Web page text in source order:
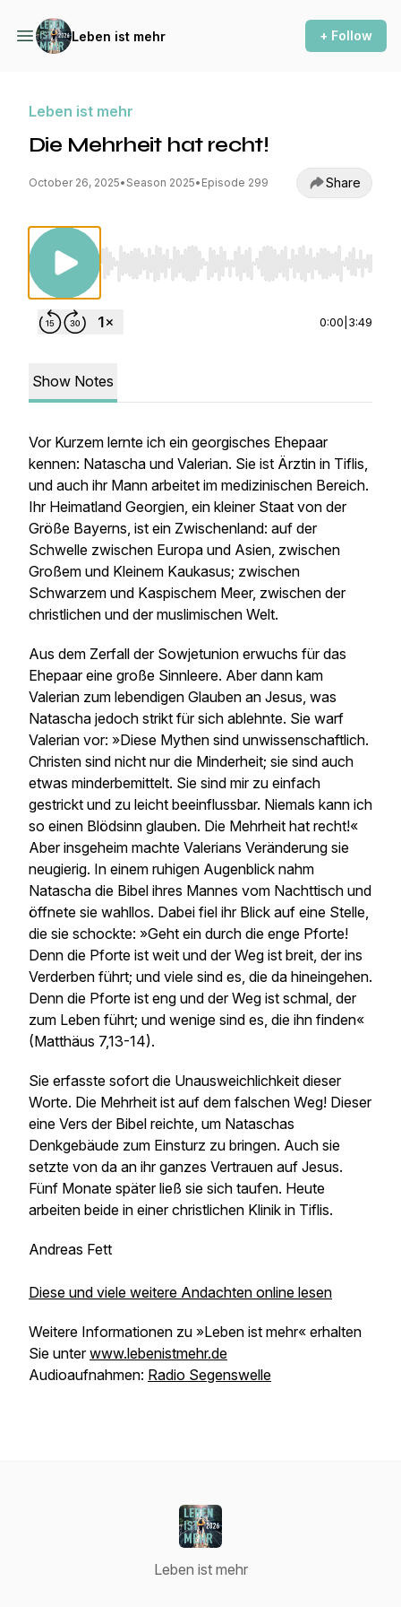
Leben ist mehr + Follow
Leben ist mehr
Die Mehrheit hat recht!
October 26, 2025• Season 2025• Episode 299 Share
Use Left/Right to seek, Home/End to jump
0:00 3:49
Show Notes
Vor Kurzem lernte ich ein georgisches Ehepaar
kennen: Natascha und Valerian. Sie ist Ärztin in Tiflis,
und auch ihr Mann arbeitet im medizinischen Bereich.
Ihr Heimatland Georgien, ein kleiner Staat von der
Größe Bayerns, ist ein Zwischenland: auf der
Schwelle zwischen Europa und Asien, zwischen
Großem und Kleinem Kaukasus; zwischen
Schwarzem und Kaspischem Meer, zwischen der
christlichen und der muslimischen Welt.
Aus dem Zerfall der Sowjetunion erwuchs für das
Ehepaar eine große Sinnleere. Aber dann kam
Valerian zum lebendigen Glauben an Jesus, was
Natascha jedoch strikt für sich ablehnte. Sie warf
Valerian vor: »Diese Mythen sind unwissenschaftlich.
Christen sind nicht nur die Minderheit; sie sind auch
etwas minderbemittelt. Sie sind mir zu einfach
gestrickt und zu leicht beeinflussbar. Niemals kann ich
so einen Blödsinn glauben. Die Mehrheit hat recht!«
Aber insgeheim machte Valerians Veränderung sie
neugierig. In einem ruhigen Augenblick nahm
Natascha die Bibel ihres Mannes vom Nachttisch und
öffnete sie wahllos. Dabei fiel ihr Blick auf eine Stelle,
die sie schockte: »Geht ein durch die enge Pforte!
Denn die Pforte ist weit und der Weg ist breit, der ins
Verderben führt; und viele sind es, die da hineingehen.
Denn die Pforte ist eng und der Weg ist schmal, der
zum Leben führt; und wenige sind es, die ihn finden«
(Matthäus 7,13-14).
Sie erfasste sofort die Unausweichlichkeit dieser
Worte. Die Mehrheit ist auf dem falschen Weg! Dieser
eine Vers der Bibel reichte, um Nataschas
Denkgebäude zum Einsturz zu bringen. Auch sie
setzte von da an ihr ganzes Vertrauen auf Jesus.
Fünf Monate später ließ sie sich taufen. Heute
arbeiten beide in einer christlichen Klinik in Tiflis.
Andreas Fett
Diese und viele weitere Andachten online lesen
Weitere Informationen zu »Leben ist mehr« erhalten
Sie unterwww.lebenistmehr.de
Audioaufnahmen: Radio Segenswelle
Leben ist mehr